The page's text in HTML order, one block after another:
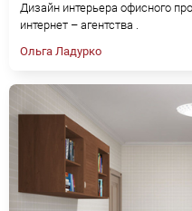
Дизайн интерьера офисного
интернет – агентства .
Ольга Ладурко